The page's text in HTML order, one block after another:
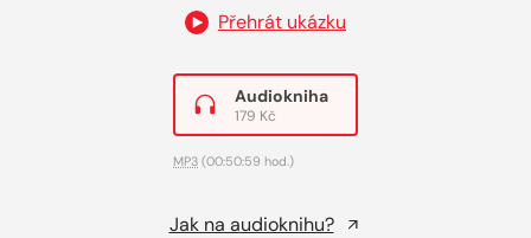
Přehrát ukázku
Audiokniha
179 Kč
MP3 (00:50:59 hod.)
Jak na audioknihu?